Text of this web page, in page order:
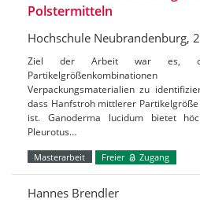
Polstermitteln
Hochschule Neubrandenburg,
Ziel der Arbeit war es,
Verpackungsmaterialien zu
dass Hanfstroh mittlerer
ist. Ganoderma lucidum bietet
Pleurotus…
Masterarbeit Freier Zugang
Hannes Brendler